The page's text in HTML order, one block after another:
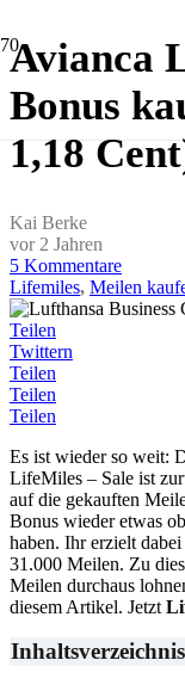
Avianca
Bonus
1,18
Kai Berke
vor 2 Jahren
5 Kommentare
Lifemiles, Meilen
Teilen
Twittern
Teilen
Teilen
Teilen
Es ist wieder so weit:
LifeMiles – Sale ist
auf die gekauften
Bonus wieder etwas
haben. Ihr erzielt
31.000 Meilen. Zu
Meilen durchaus
diesem Artikel. Jetzt
Inhaltsverzeichnis